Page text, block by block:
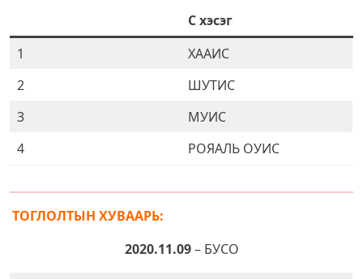
C хэсэг
1
ХААИС
2
ШУТИС
3
МУИС
4
РОЯАЛЬ ОУИС
ТОГЛОЛТЫН ХУВААРЬ:
2020.11.09– БУСО